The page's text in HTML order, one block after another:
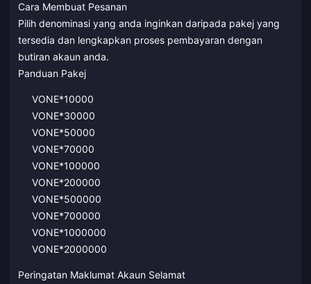
Cara Membuat Pesanan
Pilih denominasi yang anda inginkan daripada pakej yang
tersedia dan lengkapkan proses pembayaran dengan
butiran akaun anda.
Panduan Pakej
VONE*10000
VONE*30000
VONE*50000
VONE*70000
VONE*100000
VONE*200000
VONE*500000
VONE*700000
VONE*1000000
VONE*2000000
Peringatan Maklumat Akaun Selamat